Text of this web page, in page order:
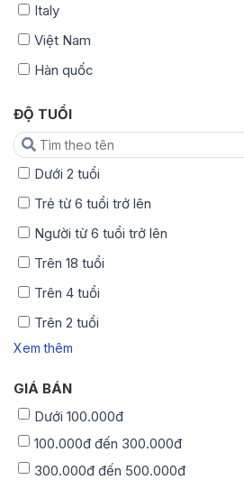
Italy
Việt Nam
Hàn quốc
ĐỘ TUỔI
Dưới 2 tuổi
Trẻ từ 6 tuổi trở lên
Người từ 6 tuổi trở lên
Trên 18 tuổi
Trên 4 tuổi
Trên 2 tuổi
Xem thêm
GIÁ BÁN
Dưới 100.000đ
100.000đ đến 300.000đ
300.000đ đến 500.000đ